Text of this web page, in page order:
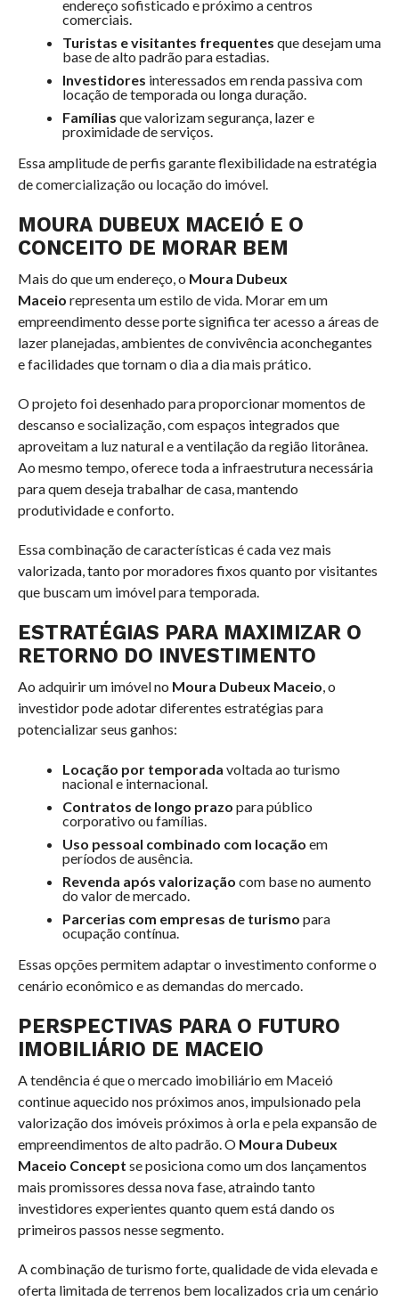
endereço sofisticado e próximo a centros
comerciais.
Turistas e visitantes frequentes que desejam uma
base de alto padrão para estadias.
Investidores interessados em renda passiva com
locação de temporada ou longa duração.
Famílias que valorizam segurança, lazer e
proximidade de serviços.
Essa amplitude de perfis garante flexibilidade na estratégia
de comercialização ou locação do imóvel.
MOURA DUBEUX MACEIÓ E O
CONCEITO DE MORAR BEM
Mais do que um endereço, o Moura Dubeux
Maceio representa um estilo de vida. Morar em um
empreendimento desse porte significa ter acesso a áreas de
lazer planejadas, ambientes de convivência aconchegantes
e facilidades que tornam o dia a dia mais prático.
O projeto foi desenhado para proporcionar momentos de
descanso e socialização, com espaços integrados que
aproveitam a luz natural e a ventilação da região litorânea.
Ao mesmo tempo, oferece toda a infraestrutura necessária
para quem deseja trabalhar de casa, mantendo
produtividade e conforto.
Essa combinação de características é cada vez mais
valorizada, tanto por moradores fixos quanto por visitantes
que buscam um imóvel para temporada.
ESTRATÉGIAS PARA MAXIMIZAR O
RETORNO DO INVESTIMENTO
Ao adquirir um imóvel no Moura Dubeux Maceio , o
investidor pode adotar diferentes estratégias para
potencializar seus ganhos:
Locação por temporada voltada ao turismo
nacional e internacional.
Contratos de longo prazo para público
corporativo ou famílias.
Uso pessoal combinado com locação em
períodos de ausência.
Revenda após valorização com base no aumento
do valor de mercado.
Parcerias com empresas de turismo para
ocupação contínua.
Essas opções permitem adaptar o investimento conforme o
cenário econômico e as demandas do mercado.
PERSPECTIVAS PARA O FUTURO
IMOBILIÁRIO DE MACEIO
A tendência é que o mercado imobiliário em Maceió
continue aquecido nos próximos anos, impulsionado pela
valorização dos imóveis próximos à orla e pela expansão de
empreendimentos de alto padrão. O Moura Dubeux
Maceio Concept se posiciona como um dos lançamentos
mais promissores dessa nova fase, atraindo tanto
investidores experientes quanto quem está dando os
primeiros passos nesse segmento.
A combinação de turismo forte, qualidade de vida elevada e
oferta limitada de terrenos bem localizados cria um cenário